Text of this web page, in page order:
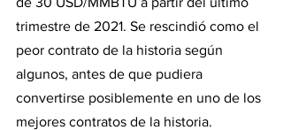
trimestre de 2021. Se rescindió como el
peor contrato de la historia según
algunos, antes de que pudiera
convertirse posiblemente en uno de los
mejores contratos de la historia.